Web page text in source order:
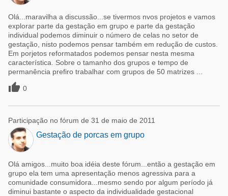
Olá...maravilha a discussão...se tivermos nvos projetos e vamos
explorar parte da gestação em grupo e parte da gestação
individual podemos diminuir o número de celas no setor de
gestação, nisto podemos pensar também em redução de custos.
Em porjetos reformatados podemos pensar nesta mesma
característica. Sobre o tamanho dos grupos e tempo de
permanência prefiro trabalhar com grupos de 50 matrizes ...
 0
Participação no fórum de 31 de maio de 2011
Gestação de porcas em grupo
Olá amigos...muito boa idéia deste fórum...então a gestação em
grupo ela tem uma apresentação menos agressiva para a
comunidade consumidora...mesmo sendo por algum período já
diminui bastante o aspecto da individualidade gestacional